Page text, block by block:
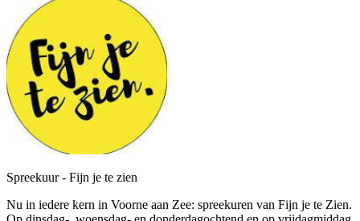
Spreekuur - Fijn je te zien
Nu in iedere kern in Voorne aan Zee: spreekuren van Fijn je te Zien.